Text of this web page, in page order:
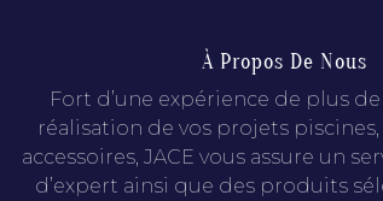
À Propos De Nous
Fort d’une expérience de plus de
réalisation de vos projets piscines,
accessoires, JACE vous assure un
d’expert ainsi que des produits